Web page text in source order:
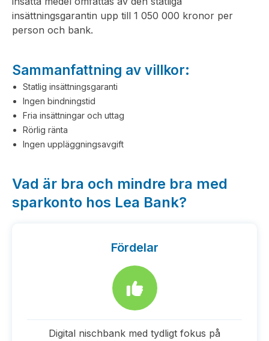
insättningsgarantin upp till 1 050 000 kronor per
person och bank.
Sammanfattning av villkor:
Statlig insättningsgaranti
Ingen bindningstid
Fria insättningar och uttag
Rörlig ränta
Ingen uppläggningsavgift
Vad är bra och mindre bra med
sparkonto hos Lea Bank?
Fördelar
Digital nischbank med tydligt fokus på